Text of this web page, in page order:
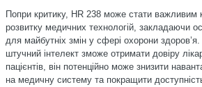
Попри критику, HR 238 може стати важливим
розвитку медичних технологій, закладаючи
для майбутніх змін у сфері охорони
штучний інтелект зможе отримати довіру
пацієнтів, він потенційно може знизити
на медичну систему та покращити